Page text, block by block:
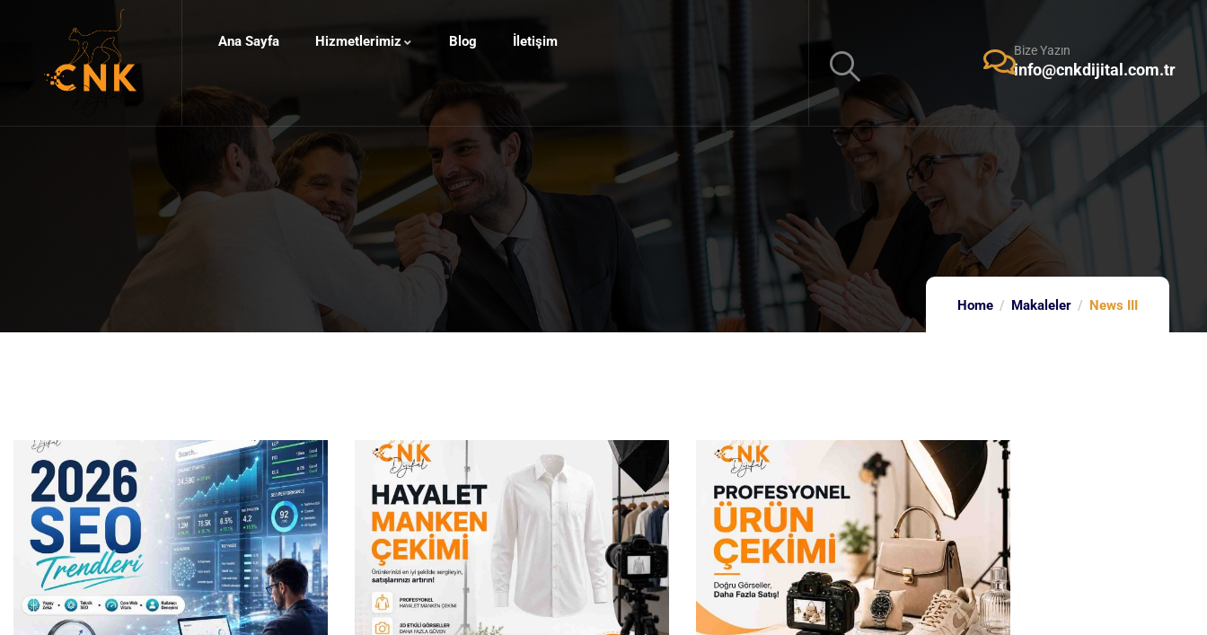
Ana Sayfa Hizmetlerimiz Blog İletişim
Bize Yazın
info@cnkdijital.com.tr
Home Makaleler News III